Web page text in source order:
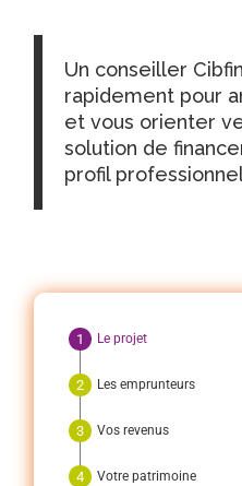
Un conseiller
rapidement pour
et vous orienter
solution de
profil
Le projet
Les emprunteurs
Vos revenus
Votre patrimoine